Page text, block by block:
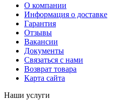
О компании
Информация о доставке
Гарантия
Отзывы
Вакансии
Документы
Связаться с нами
Возврат товара
Карта сайта
Наши услуги